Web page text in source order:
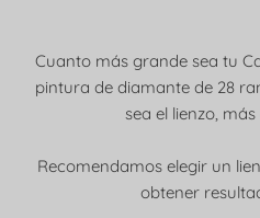
Cuanto más grande sea tu
pintura de diamante de 28
sea el lienzo,
Recomendamos elegir un
obtener